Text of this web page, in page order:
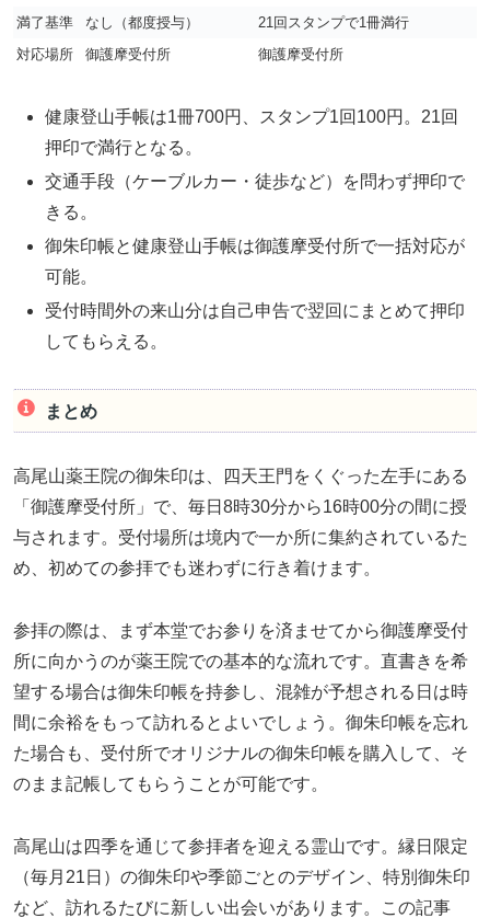
満了基準
なし（都度授与）
21回スタンプで1冊満行
対応場所
御護摩受付所 御護摩受付所
健康登山手帳は1冊700円、スタンプ1回100円。21回
押印で満行となる。
交通手段（ケーブルカー・徒歩など）を問わず押印で
きる。
御朱印帳と健康登山手帳は御護摩受付所で一括対応が
可能。
受付時間外の来山分は自己申告で翌回にまとめて押印
してもらえる。
まとめ
高尾山薬王院の御朱印は、四天王門をくぐった左手にある
「御護摩受付所」で、毎日8時30分から16時00分の間に授
与されます。受付場所は境内で一か所に集約されているた
め、初めての参拝でも迷わずに行き着けます。
参拝の際は、まず本堂でお参りを済ませてから御護摩受付
所に向かうのが薬王院での基本的な流れです。直書きを希
望する場合は御朱印帳を持参し、混雑が予想される日は時
間に余裕をもって訪れるとよいでしょう。御朱印帳を忘れ
た場合も、受付所でオリジナルの御朱印帳を購入して、そ
のまま記帳してもらうことが可能です。
高尾山は四季を通じて参拝者を迎える霊山です。縁日限定
（毎月21日）の御朱印や季節ごとのデザイン、特別御朱印
など、訪れるたびに新しい出会いがあります。この記事